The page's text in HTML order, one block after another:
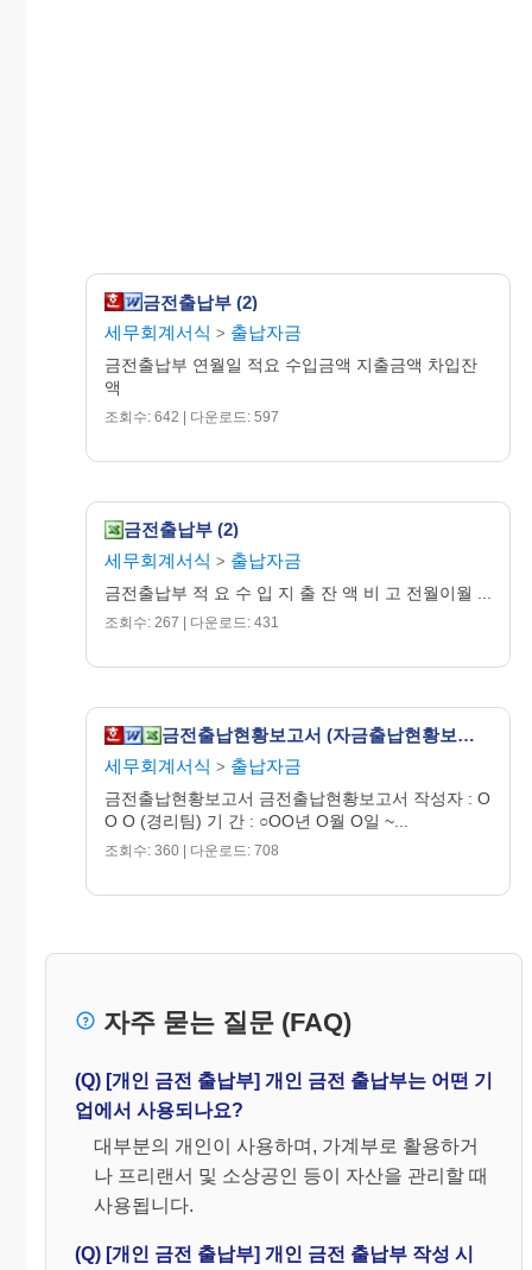
금전출납부 (2)
세무회계서식 > 출납자금
금전출납부 연월일 적요 수입금액 지출금액 차입잔
액
조회수: 642 | 다운로드: 597
금전출납부 (2)
세무회계서식 > 출납자금
금전출납부 적 요 수 입 지 출 잔 액 비 고 전월이월 ...
조회수: 267 | 다운로드: 431
금전출납현황보고서 (자금출납현황보고서)
세무회계서식 > 출납자금
금전출납현황보고서 금전출납현황보고서 작성자 : O
O O (경리팀) 기 간 : ○OO년 O월 O일 ~...
조회수: 360 | 다운로드: 708
자주 묻는 질문 (FAQ)
(Q) [개인 금전 출납부] 개인 금전 출납부는 어떤 기
업에서 사용되나요?
대부분의 개인이 사용하며, 가계부로 활용하거
나 프리랜서 및 소상공인 등이 자산을 관리할 때
사용됩니다.
(Q) [개인 금전 출납부] 개인 금전 출납부 작성 시